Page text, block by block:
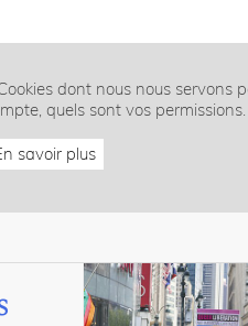
dont nous nous servons
quels sont vos permissions.
savoir plus